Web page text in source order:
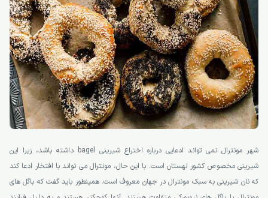
شهر مونترال نمی تواند ادعایی درباره اختراع شیرینی bagel داشته باشد، زیرا این
شیرینی مخصوص کشور لهستان است. با این حال، مونترال می تواند با افتخار ادعا کند
که نان شیرینی به سبک مونترال در جهان معروف است. همینطور باید گفت که باگل های